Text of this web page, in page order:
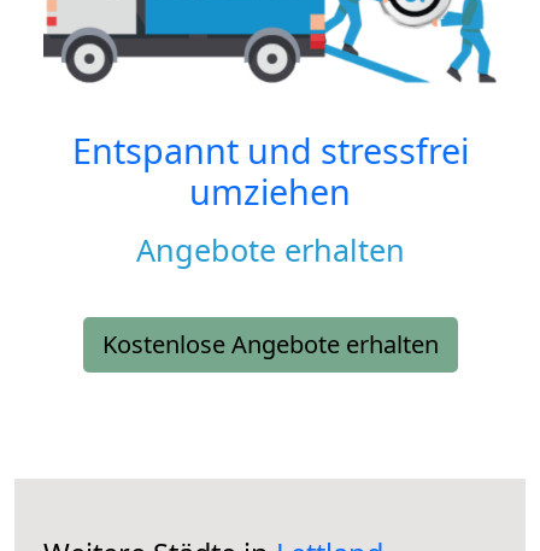
Entspannt und stressfrei
umziehen
Angebote erhalten
Kostenlose Angebote erhalten